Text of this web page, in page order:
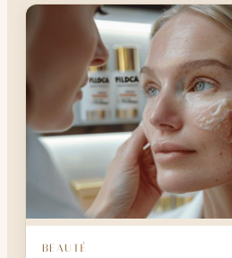
BEAUTÉ